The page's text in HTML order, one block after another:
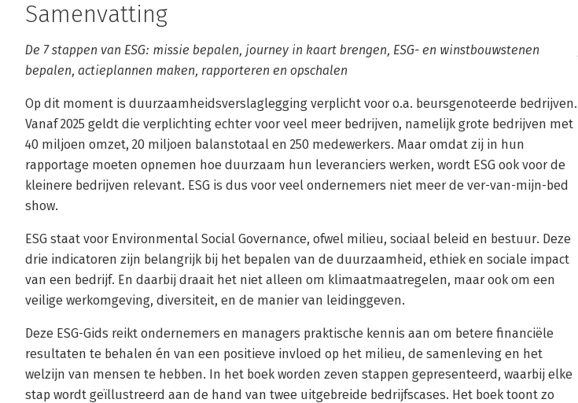
Samenvatting
De 7 stappen van ESG: missie bepalen, journey in kaart brengen, ESG- en winstbouwstenen
bepalen, actieplannen maken, rapporteren en opschalen
Op dit moment is duurzaamheidsverslaglegging verplicht voor o.a. beursgenoteerde bedrijven.
Vanaf 2025 geldt die verplichting echter voor veel meer bedrijven, namelijk grote bedrijven met
40 miljoen omzet, 20 miljoen balanstotaal en 250 medewerkers. Maar omdat zij in hun
rapportage moeten opnemen hoe duurzaam hun leveranciers werken, wordt ESG ook voor de
kleinere bedrijven relevant. ESG is dus voor veel ondernemers niet meer de ver-van-mijn-bed
show.
ESG staat voor Environmental Social Governance, ofwel milieu, sociaal beleid en bestuur. Deze
drie indicatoren zijn belangrijk bij het bepalen van de duurzaamheid, ethiek en sociale impact
van een bedrijf. En daarbij draait het niet alleen om klimaatmaatregelen, maar ook om een
veilige werkomgeving, diversiteit, en de manier van leidinggeven.
Deze ESG-Gids reikt ondernemers en managers praktische kennis aan om betere financiële
resultaten te behalen én van een positieve invloed op het milieu, de samenleving en het
welzijn van mensen te hebben. In het boek worden zeven stappen gepresenteerd, waarbij elke
stap wordt geïllustreerd aan de hand van twee uitgebreide bedrijfscases. Het boek toont zo